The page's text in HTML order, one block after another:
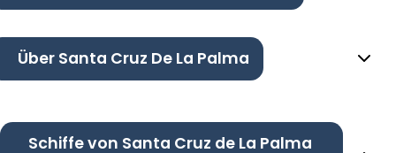
Über Santa Cruz De La Palma
Schiffe von Santa Cruz de La Palma